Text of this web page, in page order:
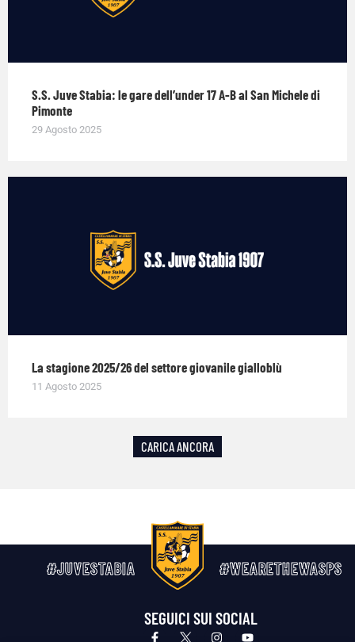
S.S. Juve Stabia: le gare dell’under 17 A-B al San Michele di
Pimonte
29 Agosto 2025
La stagione 2025/26 del settore giovanile gialloblù
11 Agosto 2025
CARICA ANCORA
#JUVESTABIA #WEARETHEWASPS
SEGUICI SUI SOCIAL